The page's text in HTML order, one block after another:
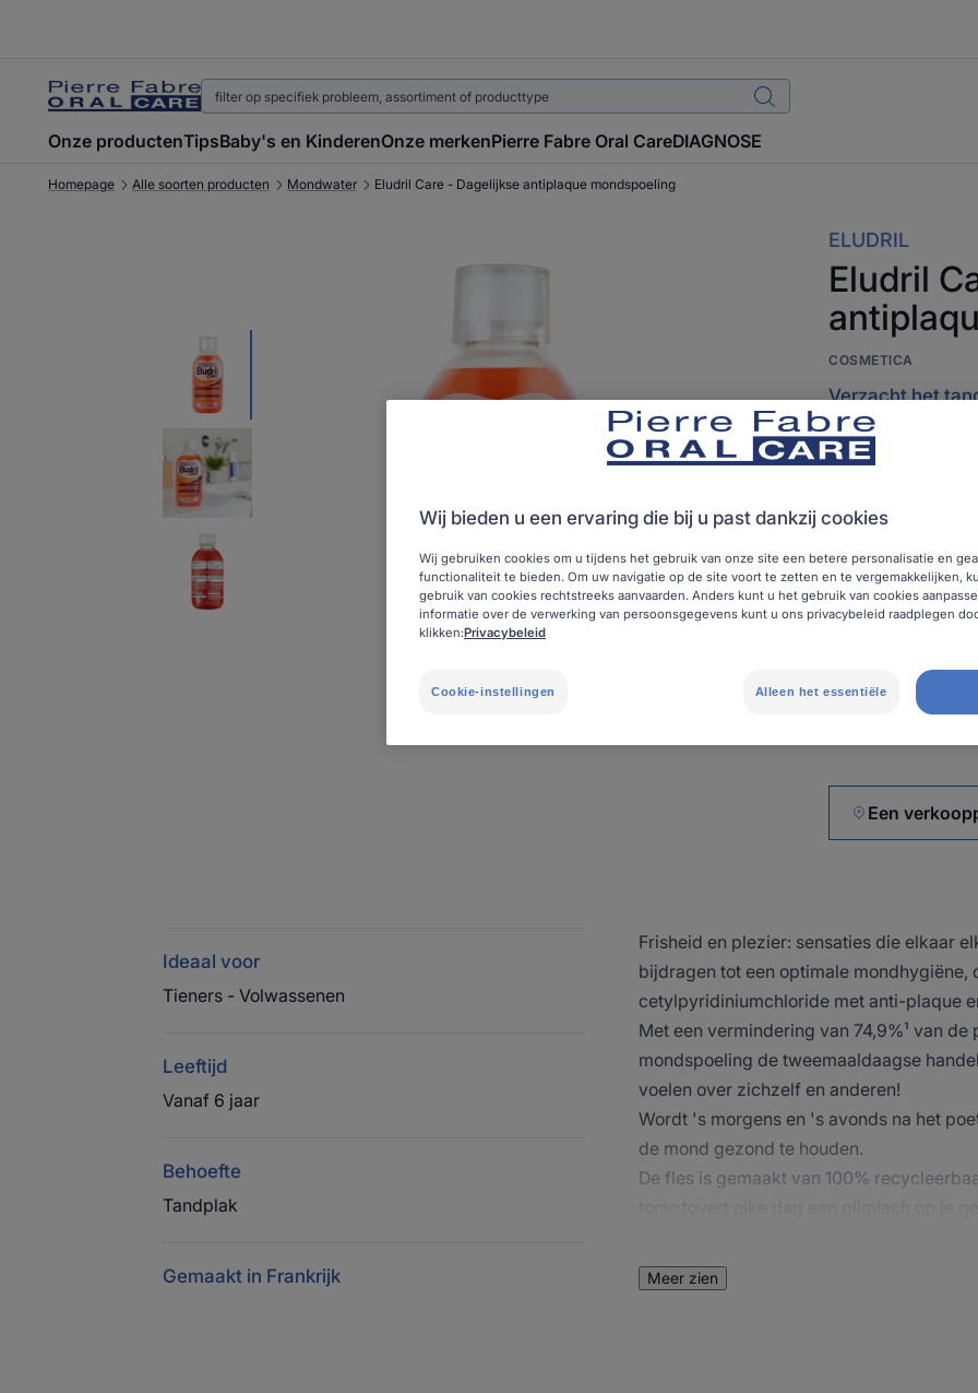
Onze productenTipsBaby's en KinderenOnze merkenPierre Fabre Oral CareDIAGNOSE
Homepage Alle soorten producten Mondwater Eludril Care - Dagelijkse antiplaque mondspoeling
ELUDRIL
Eludril
COSMETICA
Verzacht het
Geef als eerste je
Eludril care
verminderen voor
Aangenaam en
doeltreffendheid.
Alcoholvrij.
Een
Ideaal voor
Tieners - Volwassenen
Leeftijd
Vanaf 6 jaar
Behoefte
Tandplak
Gemaakt in Frankrijk
Frisheid en plezier: sensaties die elkaar
bijdragen tot een optimale
cetylpyridiniumchloride met anti-plaque
Met een vermindering van 74,9%¹ van
mondspoeling de tweemaaldaagse
voelen over zichzelf en anderen!
Wordt 's morgens en 's avonds na het
de mond gezond te houden.
De fles is gemaakt van 100%
professionele mondverzorgingen. Het
beugel en door kinderen vanaf de leeftijd
Meer zien
Wij bieden u een ervaring die bij u past dankzij cookies
Wij gebruiken cookies om u tijdens het gebruik van onze site een betere personalisatie en
functionaliteit te bieden. Om uw navigatie op de site voort te zetten en te vergemakkelijken,
gebruik van cookies rechtstreeks aanvaarden. Anders kunt u het gebruik van cookies
informatie over de verwerking van persoonsgegevens kunt u ons privacybeleid raadplegen
klikken:Privacybeleid
Cookie-instellingen Alleen het essentiële